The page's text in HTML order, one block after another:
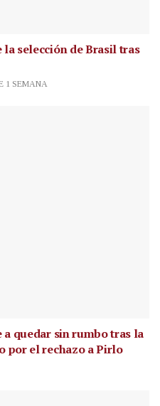
selección de Brasil tras
1 SEMANA
quedar sin rumbo tras la
por el rechazo a Pirlo